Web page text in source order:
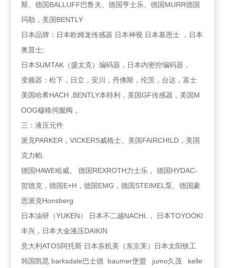
斯、德国BALLUFF巴鲁夫、德国亨士乐、德国MURR德国
玛勒，美国BENTLY
日本品牌：日本欧姆龙传感器 日本神视 日本基恩士 ，日本
奥普士;
日本SUMTAK（盛太克）编码器，日本内密控编码器，
变频器：松下，日立，安川，丹佛斯，伦茨，台达，富士
美国哈希HACH ,BENTLY本特利，美国GF传感器，美国M
OOG穆格伺服阀，
三：液压元件
派克PARKER，VICKERS威格士、美国FAIRCHILD，美国
克力帕.
德国HAWE哈威、 德国REXROTH力士乐， 德国HYDAC-
贺德克，德国E+H，德国EMG，德国STEIMEL泵、德国豪
思派克Honsberg
日本油研（YUKEN） 日本不二越NACHI.， 日本TOYOOKI
丰兴，日本大金液压DAIKIN
意大利ATOS阿托斯 日本东机美（东京美）日本太阳铁工
韩国凯昆 barksdale巴士德 baumer堡盟 jumo久茂 kelle